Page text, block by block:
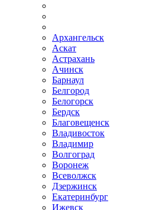
Архангельск
Аскат
Астрахань
Ачинск
Барнаул
Белгород
Белогорск
Бердск
Благовещенск
Владивосток
Владимир
Волгоград
Воронеж
Всеволжск
Дзержинск
Екатеринбург
Ижевск